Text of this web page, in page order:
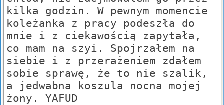
kilka godzin. W pewnym momencie
koleżanka z pracy podeszła do
mnie i z ciekawością zapytała,
co mam na szyi. Spojrzałem na
siebie i z przerażeniem zdałem
sobie sprawę, że to nie szalik,
a jedwabna koszula nocna mojej
żony. YAFUD